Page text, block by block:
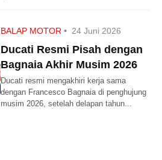
BALAP MOTOR • 24 Juni 2026
Ducati Resmi Pisah dengan
Bagnaia Akhir Musim 2026
Ducati resmi mengakhiri kerja sama
dengan Francesco Bagnaia di penghujung
musim 2026, setelah delapan tahun...